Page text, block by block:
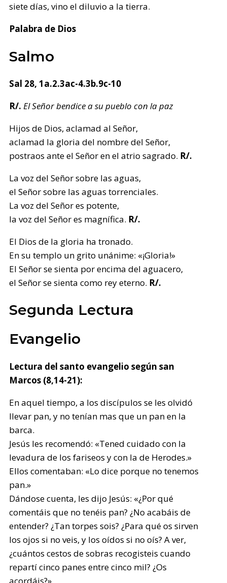
siete días, vino el diluvio a la tierra.
Palabra de Dios
Salmo
Sal 28, 1a.2.3ac-4.3b.9c-10
R/. El Señor bendice a su pueblo con la paz
Hijos de Dios, aclamad al Señor,
aclamad la gloria del nombre del Señor,
postraos ante el Señor en el atrio sagrado. R/.
La voz del Señor sobre las aguas,
el Señor sobre las aguas torrenciales.
La voz del Señor es potente,
la voz del Señor es magnífica. R/.
El Dios de la gloria ha tronado.
En su templo un grito unánime: «¡Gloria!»
El Señor se sienta por encima del aguacero,
el Señor se sienta como rey eterno. R/.
Segunda Lectura
Evangelio
Lectura del santo evangelio según san
Marcos (8,14-21):
En aquel tiempo, a los discípulos se les olvidó
llevar pan, y no tenían mas que un pan en la
barca.
Jesús les recomendó: «Tened cuidado con la
levadura de los fariseos y con la de Herodes.»
Ellos comentaban: «Lo dice porque no tenemos
pan.»
Dándose cuenta, les dijo Jesús: «¿Por qué
comentáis que no tenéis pan? ¿No acabáis de
entender? ¿Tan torpes sois? ¿Para qué os sirven
los ojos si no veis, y los oídos si no oís? A ver,
¿cuántos cestos de sobras recogisteis cuando
repartí cinco panes entre cinco mil? ¿Os
acordáis?»